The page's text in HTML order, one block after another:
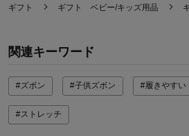
ギフト ギフト ベビー/キッズ用品
関連キーワード
#ズボン #子供ズボン #履きやすい
#ストレッチ